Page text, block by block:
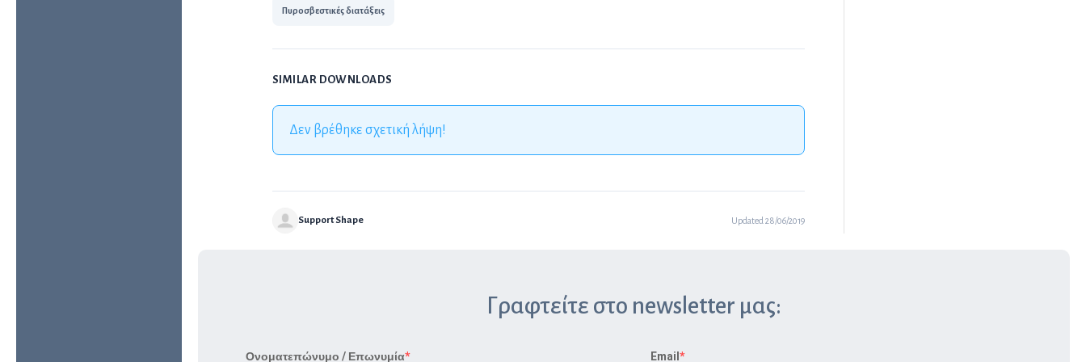
Πυροσβεστικές διατάξεις
SIMILAR DOWNLOADS
Δεν βρέθηκε σχετική λήψη!
Support Shape Updated 28/06/2019
Γραφτείτε στο newsletter μας:
Ονοματεπώνυμο / Επωνυμία Email